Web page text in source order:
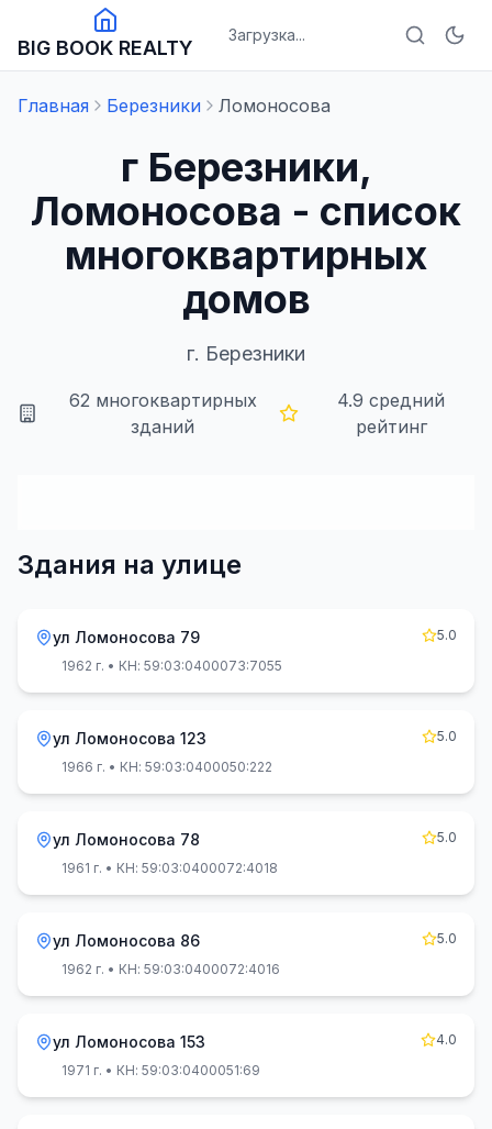
BIG BOOK REALTY
Загрузка...
Главная Березники Ломоносова
г Березники,
Ломоносова - список
многоквартирных
домов
г. Березники
62 многоквартирных
зданий
4.9 средний
рейтинг
Здания на улице
ул Ломоносова 79
5.0
1962 г. • КН: 59:03:0400073:7055
ул Ломоносова 123
5.0
1966 г. • КН: 59:03:0400050:222
ул Ломоносова 78
5.0
1961 г. • КН: 59:03:0400072:4018
ул Ломоносова 86
5.0
1962 г. • КН: 59:03:0400072:4016
ул Ломоносова 153
4.0
1971 г. • КН: 59:03:0400051:69